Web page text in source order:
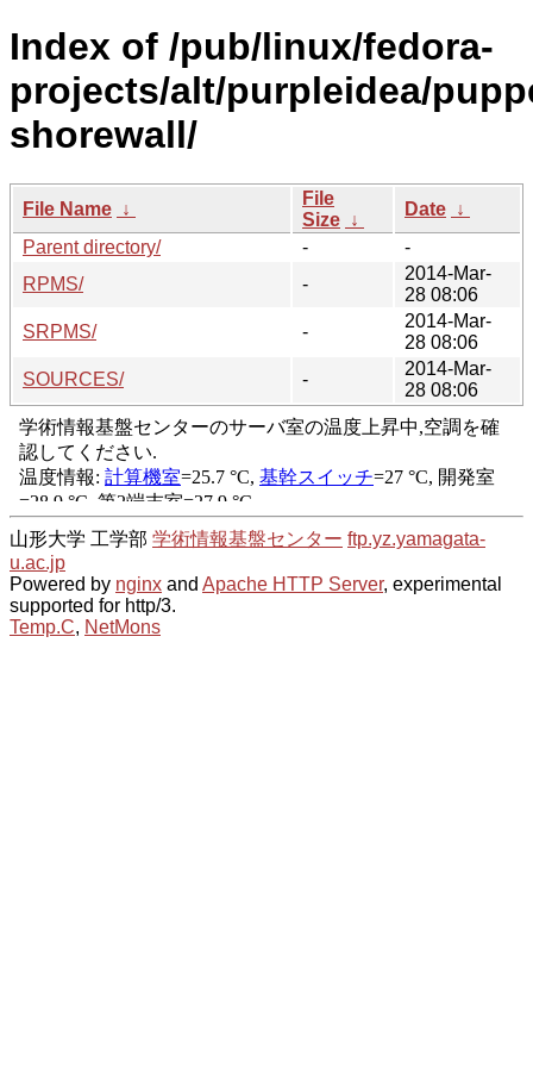
Index of /pub/linux/fedora-
projects/alt/purpleidea/
shorewall/
File Name ↓
File
Size ↓
Date ↓
Parent directory/
-
-
RPMS/
-
2014-Mar-
28 08:06
SRPMS/
-
2014-Mar-
28 08:06
SOURCES/
-
2014-Mar-
28 08:06
山形大学 工学部 学術情報基盤センター ftp.yz.yamagata-
u.ac.jp
Powered by nginx and Apache HTTP Server, experimental
supported for http/3.
Temp.C, NetMons